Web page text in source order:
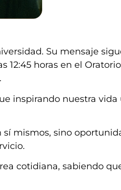
Su mensaje
horas en el
inspirando nuestra vida
mismos, sino
cotidiana, sabiendo